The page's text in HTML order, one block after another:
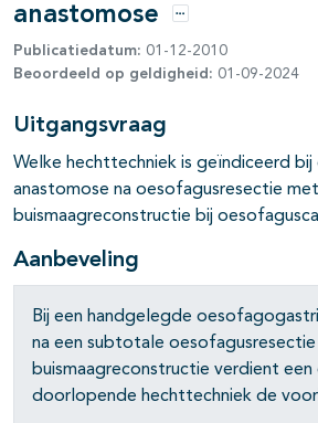
open- en dichtklappen
open- en dichtklappen
anastomose
Opties
Publicatiedatum: 01-12-2010
Beoordeeld op geldigheid: 01-09-2024
Uitgangsvraag
Welke hechttechniek is geïndiceerd
anastomose na oesofagusresectie met
buismaagreconstructie bij
Aanbeveling
Bij een handgelegde
na een subtotale
buismaagreconstructie verdient een
doorlopende hechttechniek de